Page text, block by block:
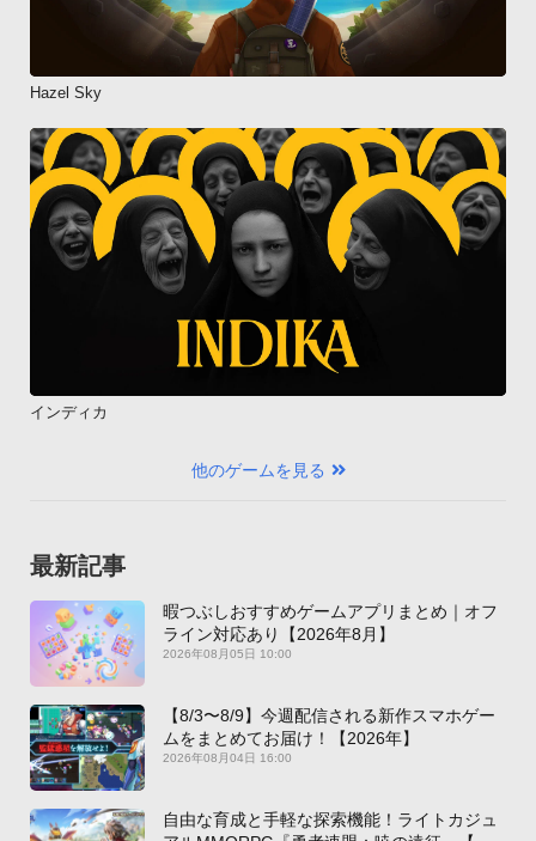
Hazel Sky
インディカ
他のゲームを見る
最新記事
暇つぶしおすすめゲームアプリまとめ｜オフ
ライン対応あり【2026年8月】
2026年08月05日 10:00
【8/3〜8/9】今週配信される新作スマホゲー
ムをまとめてお届け！【2026年】
2026年08月04日 16:00
自由な育成と手軽な探索機能！ライトカジュ